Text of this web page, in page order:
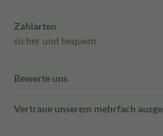
Zahlarten
sicher und bequem
Bewerte uns
Vertraue unserem mehrfach